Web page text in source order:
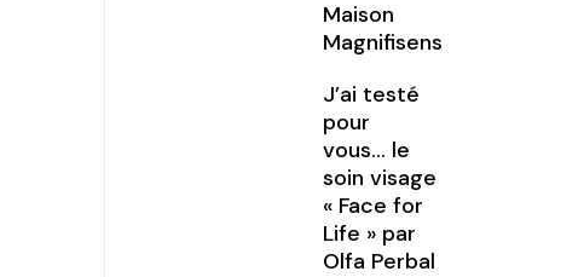
Maison
Magnifisens
J’ai testé
pour
vous… le
soin visage
« Face for
Life » par
Olfa Perbal